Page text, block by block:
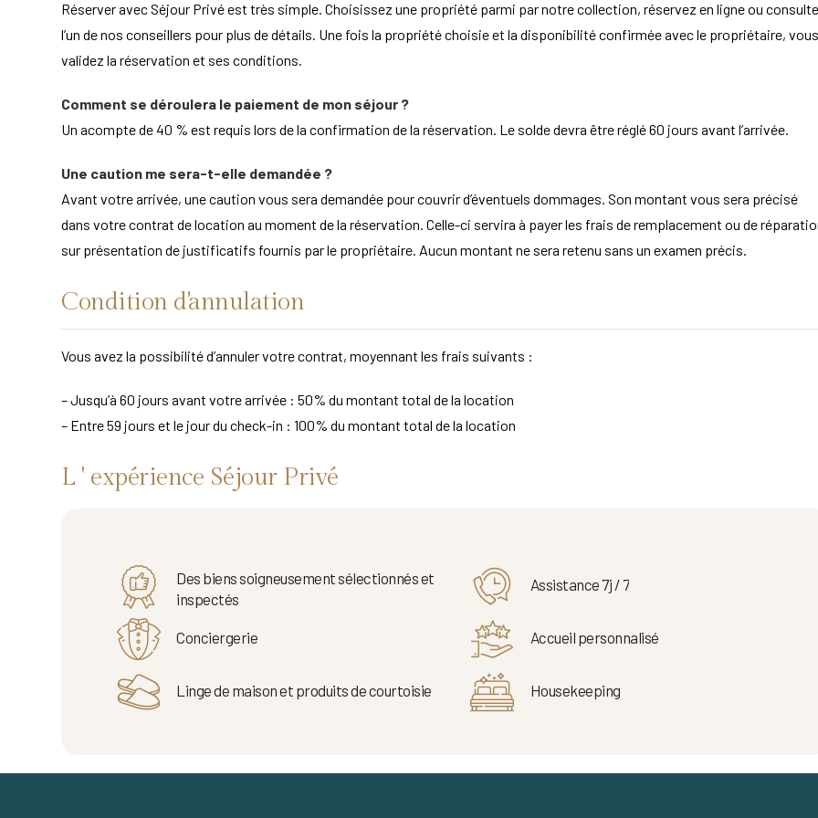
Réserver avec Séjour Privé est très simple. Choisissez une propriété parmi par notre collection, réservez en ligne ou
l’un de nos conseillers pour plus de détails. Une fois la propriété choisie et la disponibilité confirmée avec le propriétaire, vous
validez la réservation et ses conditions.
Comment se déroulera le paiement de mon séjour ?
Un acompte de 40 % est requis lors de la confirmation de la réservation. Le solde devra être réglé 60 jours avant l’arrivée.
Une caution me sera-t-elle demandée ?
Avant votre arrivée, une caution vous sera demandée pour couvrir d’éventuels dommages. Son montant vous sera précisé
dans votre contrat de location au moment de la réservation. Celle-ci servira à payer les frais de remplacement ou de
sur présentation de justificatifs fournis par le propriétaire. Aucun montant ne sera retenu sans un examen précis.
Condition d'annulation
Vous avez la possibilité d’annuler votre contrat, moyennant les frais suivants :
– Jusqu’à 60 jours avant votre arrivée : 50% du montant total de la location
– Entre 59 jours et le jour du check-in : 100% du montant total de la location
L ' expérience Séjour Privé
Des biens soigneusement sélectionnés et
inspectés
Assistance 7j / 7
Conciergerie Accueil personnalisé
Linge de maison et produits de courtoisie Housekeeping